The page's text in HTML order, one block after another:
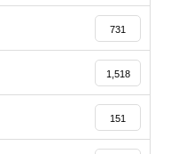
731
1,518
151